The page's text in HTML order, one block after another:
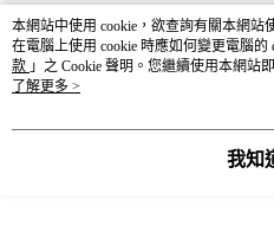
熱門標籤
本網站中使用 cookie，欲查詢有關本網站
在電腦上使用 cookie 時應如何變更電腦的
款 」之 Cookie 聲明。您繼續使用本網站
之 Cookie 聲明使用 cookie。
了解更多 >
我知